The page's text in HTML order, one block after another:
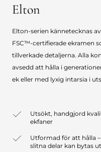
Elton
Elton-serien kännetecknas
FSC™-certifierade ekramen
tillverkade detaljerna. Alla
avsedd att hålla i
ek eller med lyxig intarsia i
Utsökt, handgjord
ekfaner
Utformad för att hålla
slitna delar kan bytas ut